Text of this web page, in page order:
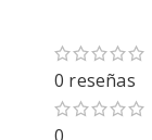
0 reseñas